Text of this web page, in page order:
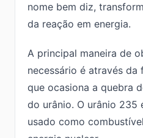
nome bem diz,
da reação em energia.
A principal maneira de
necessário é através da
que ocasiona a quebra
do urânio. O urânio 235
usado como